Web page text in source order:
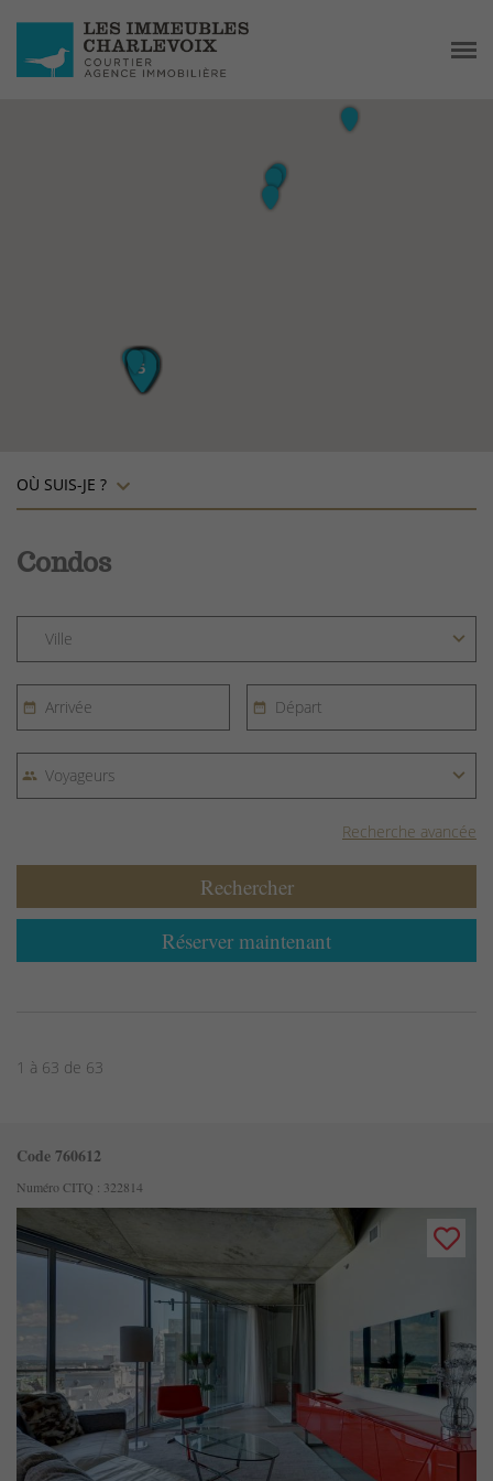
OÙ SUIS-JE ?
Condos
Recherche avancée
Réserver maintenant
Rechercher
1 à 63 de 63
Code 760612
Numéro CITQ : 322814